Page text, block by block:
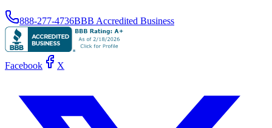
888-277-4736BBB Accredited Business
Facebook X